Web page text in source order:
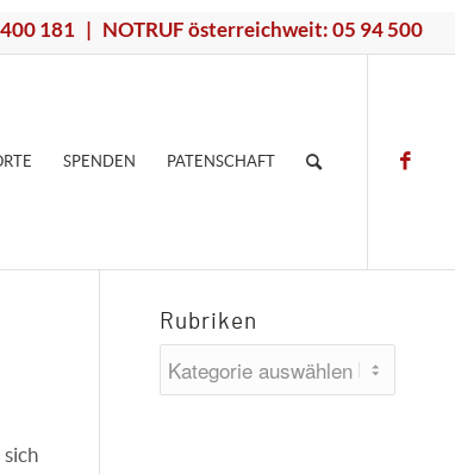
181 | NOTRUF österreichweit: 05 94 500
SPENDEN PATENSCHAFT
Rubriken